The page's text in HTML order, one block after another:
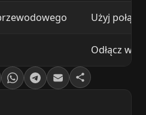
Użyj
Odłącz